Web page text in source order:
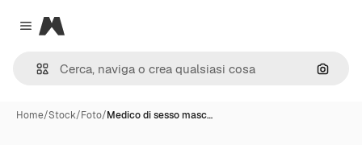
Close menu
Magnific
Cerca
Home/Stock/Foto/Medico di sesso masc…